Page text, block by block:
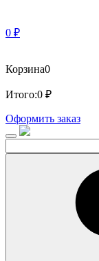
0 ₽
Корзина0
Итого:0 ₽
Оформить заказ